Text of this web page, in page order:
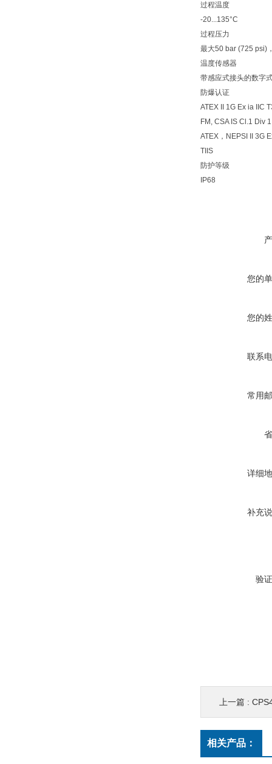
过程温度
-20...135°C
过程压力
最大50 bar (725 psi)
温度传感器
带感应式接头的数字
防爆认证
ATEX II 1G Ex ia IIC
FM, CSA IS Cl.1 Div
ATEX，NEPSI II 3G
TIIS
防护等级
IP68
您的
您的
联系
常用
详细
补充
验
上一篇 :
相关产品：